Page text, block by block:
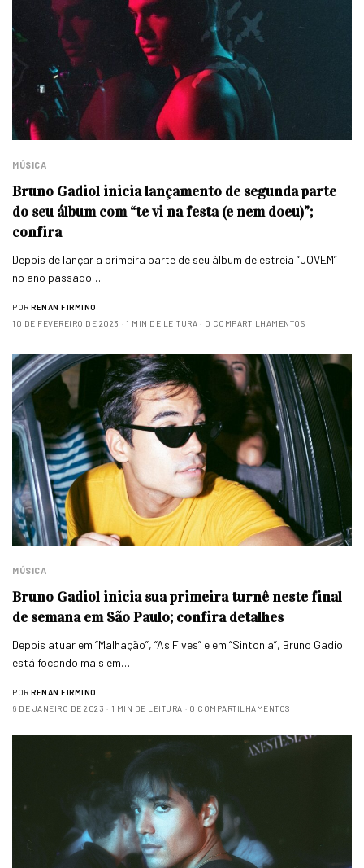
MÚSICA
Bruno Gadiol inicia lançamento de segunda parte
do seu álbum com “te vi na festa (e nem doeu)”;
confira
Depois de lançar a primeira parte de seu álbum de estreia “JOVEM”
no ano passado…
POR RENAN FIRMINO
10 DE FEVEREIRO DE 2023
1 MIN DE LEITURA 0 COMPARTILHAMENTOS
MÚSICA
Bruno Gadiol inicia sua primeira turnê neste final
de semana em São Paulo; confira detalhes
Depois atuar em “Malhação”, “As Fives” e em “Sintonia”, Bruno Gadiol
está focando mais em…
POR RENAN FIRMINO
6 DE JANEIRO DE 2023
1 MIN DE LEITURA 0 COMPARTILHAMENTOS